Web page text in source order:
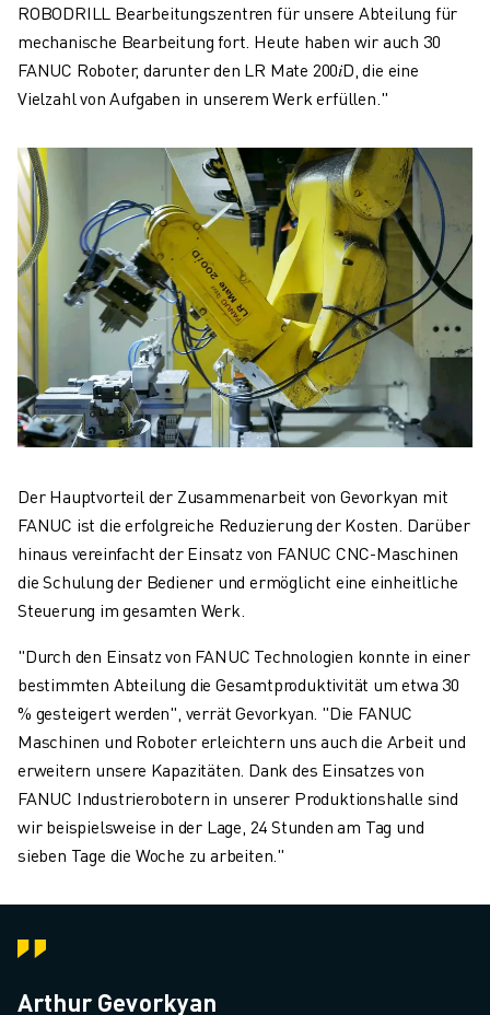
ROBODRILL Bearbeitungszentren für unsere Abteilung für
mechanische Bearbeitung fort. Heute haben wir auch 30
FANUC Roboter, darunter den LR Mate 200𝑖D, die eine
Vielzahl von Aufgaben in unserem Werk erfüllen."
Der Hauptvorteil der Zusammenarbeit von Gevorkyan mit
FANUC ist die erfolgreiche Reduzierung der Kosten. Darüber
hinaus vereinfacht der Einsatz von FANUC CNC-Maschinen
die Schulung der Bediener und ermöglicht eine einheitliche
Steuerung im gesamten Werk.
"Durch den Einsatz von FANUC Technologien konnte in einer
bestimmten Abteilung die Gesamtproduktivität um etwa 30
% gesteigert werden", verrät Gevorkyan. "Die FANUC
Maschinen und Roboter erleichtern uns auch die Arbeit und
erweitern unsere Kapazitäten. Dank des Einsatzes von
FANUC Industrierobotern in unserer Produktionshalle sind
wir beispielsweise in der Lage, 24 Stunden am Tag und
sieben Tage die Woche zu arbeiten."
Arthur Gevorkyan